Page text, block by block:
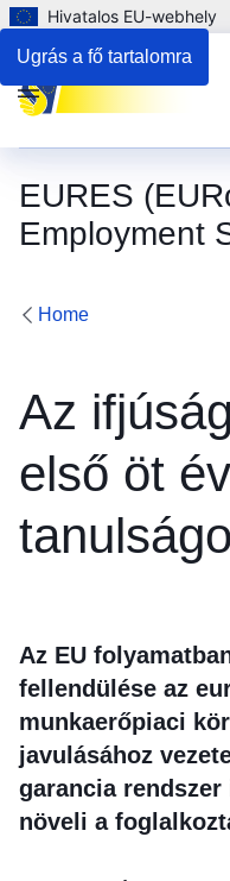
Ugrás a fő tartalomra
Hivatalos EU-webhely
EURES
Employment
Menu
Home
Az
első öt
Az EU
fellendülése az
munkaerőpiaci
javulásához
garanciarendszer
növeli a